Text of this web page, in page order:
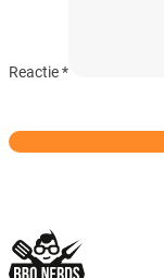
Reactie*